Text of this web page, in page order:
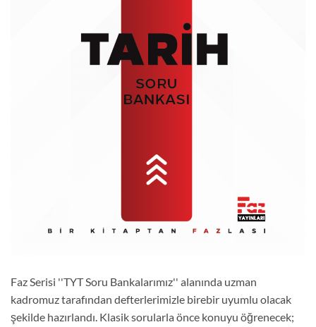
Faz Serisi ''TYT Soru Bankalarımız'' alanında uzman
kadromuz tarafından defterlerimizle birebir uyumlu olacak
şekilde hazırlandı. Klasik sorularla önce konuyu öğrenecek;